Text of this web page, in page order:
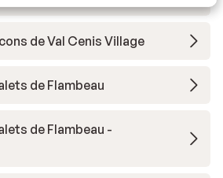
de Val Cenis Village
de Flambeau
de Flambeau -